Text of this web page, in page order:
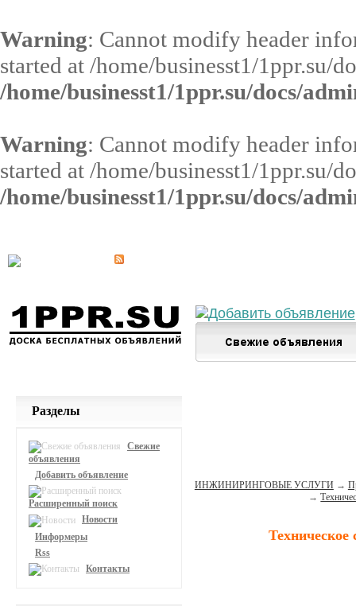
Warning: Cannot modify header
started at /home/businesst1/1ppr.su/
/home/businesst1/1ppr.su/docs/
Warning: Cannot modify header
started at /home/businesst1/1ppr.su/
/home/businesst1/1ppr.su/docs/
ИНЖИНИРИНГОВЫЕ УСЛУГИ →
→
Техническое
Разделы
Свежие
объявления
Добавить объявление
Расширенный поиск
Новости
Информеры
Rss
Контакты